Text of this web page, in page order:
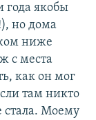
года якобы
но дома
ниже
с места
как он мог
там никто
стала. Моему